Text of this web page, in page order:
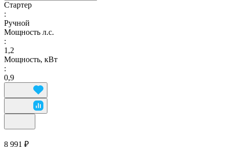
Стартер
:
Ручной
Мощность л.с.
:
1,2
Мощность, кВт
:
0,9
8 991 ₽